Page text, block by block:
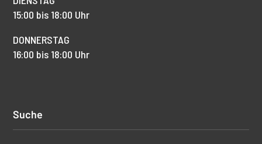
15:00 bis 18:00 Uhr
DONNERSTAG
16:00 bis 18:00 Uhr
Suche